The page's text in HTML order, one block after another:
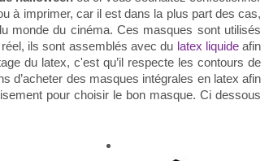
à imprimer, car il est dans la plus part des cas,
monde du cinéma. Ces masques sont utilisés
ils sont assemblés avec du latex liquideafin
du latex, c'est qu’il respecte les contours de
d’acheter des masques intégrales en latex afin
pour choisir le bon masque. Ci dessous